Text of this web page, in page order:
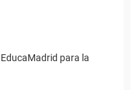
para la